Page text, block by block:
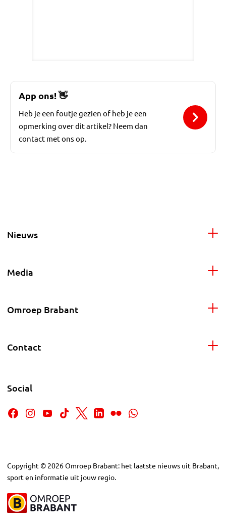
App ons!👋
Heb je een foutje gezien of heb je een
opmerking over dit artikel? Neem dan
contact met ons op.
Nieuws
Media
Omroep Brabant
Contact
Social
Copyright © 2026Omroep Brabant: het laatste nieuws uit Brabant,
sport en informatie uit jouw regio.